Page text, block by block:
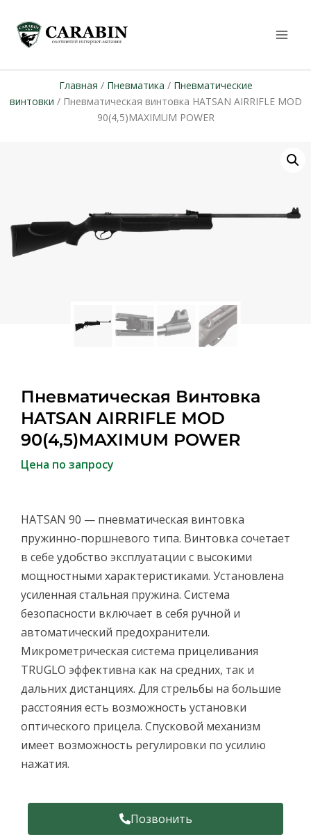
Главная / Пневматика / Пневматические
винтовки / Пневматическая винтовка HATSAN AIRRIFLE MOD
90(4,5)MAXIMUM POWER
Пневматическая Винтовка
HATSAN AIRRIFLE MOD
90(4,5)MAXIMUM POWER
Цена по запросу
HATSAN 90 — пневматическая винтовка
пружинно-поршневого типа. Винтовка сочетает
в себе удобство эксплуатации с высокими
мощностными характеристиками. Установлена
усиленная стальная пружина. Система
безопасности включает в себя ручной и
автоматический предохранители.
Микрометрическая система прицеливания
TRUGLO эффективна как на средних, так и
дальних дистанциях. Для стрельбы на большие
расстояния есть возможность установки
оптического прицела. Спусковой механизм
имеет возможность регулировки по усилию
нажатия.
Позвонить